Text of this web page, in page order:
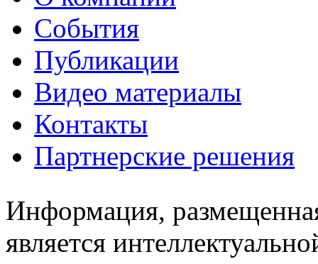
События
Публикации
Видео материалы
Контакты
Партнерские решения
Информация,
является